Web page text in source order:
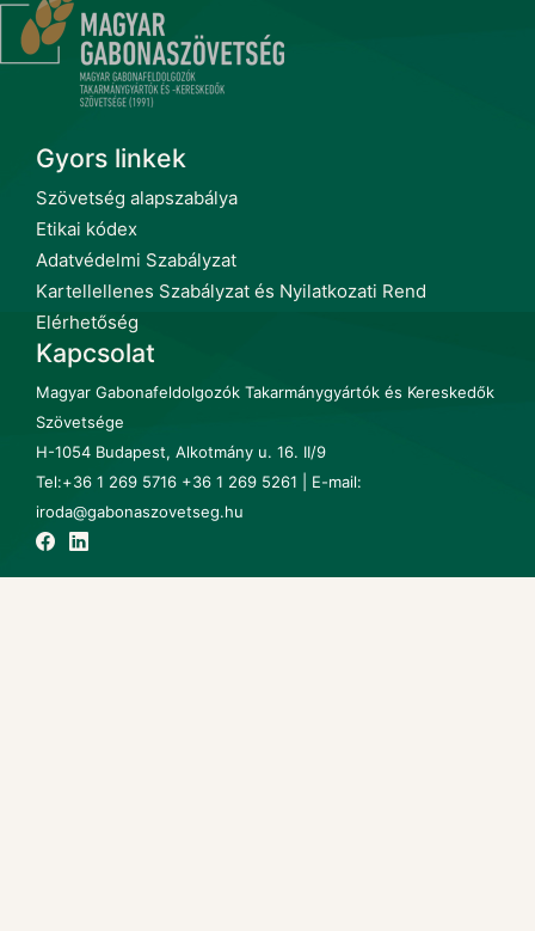
Gyors linkek
Szövetség alapszabálya
Etikai kódex
Adatvédelmi Szabályzat
Kartellellenes Szabályzat és Nyilatkozati Rend
Elérhetőség
Kapcsolat
Magyar Gabonafeldolgozók Takarmánygyártók és Kereskedők
Szövetsége
H-1054 Budapest, Alkotmány u. 16. II/9
Tel:+36 1 269 5716 +36 1 269 5261 | E-mail:
iroda@gabonaszovetseg.hu